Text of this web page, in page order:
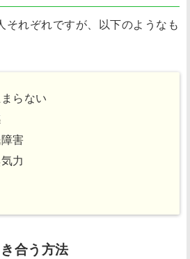
それぞれですが、以下のようなも
らない
害
力
合う方法